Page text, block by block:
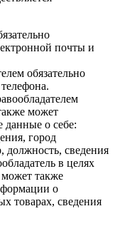
почты и
обязательно
может
данные о себе:
город
должность, сведения
в целях
также
о
товарах, сведения